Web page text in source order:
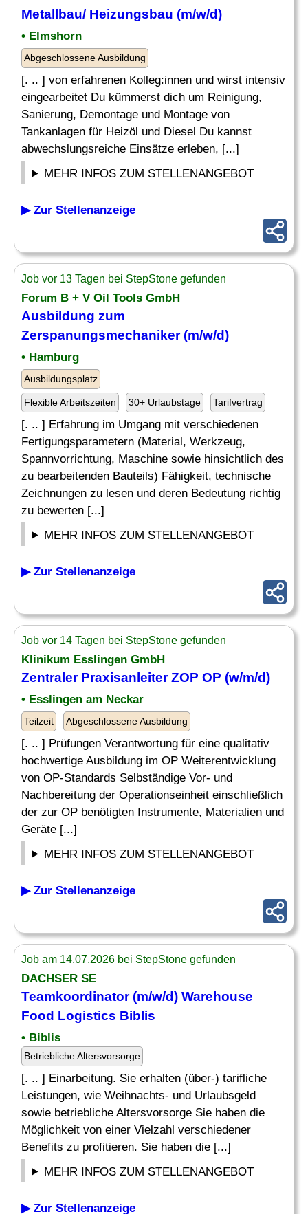
Metallbau/ Heizungsbau (m/w/d)
• Elmshorn
Abgeschlossene Ausbildung
[. .. ] von erfahrenen Kolleg:innen und wirst intensiv
eingearbeitet Du kümmerst dich um Reinigung,
Sanierung, Demontage und Montage von
Tankanlagen für Heizöl und Diesel Du kannst
abwechslungsreiche Einsätze erleben, [...]
MEHR INFOS ZUM STELLENANGEBOT
▶ Zur Stellenanzeige
Job vor 13 Tagen bei StepStone gefunden
Forum B + V Oil Tools GmbH
Ausbildung zum
Zerspanungsmechaniker (m/w/d)
• Hamburg
Ausbildungsplatz
Flexible Arbeitszeiten 30+ Urlaubstage Tarifvertrag
[. .. ] Erfahrung im Umgang mit verschiedenen
Fertigungsparametern (Material, Werkzeug,
Spannvorrichtung, Maschine sowie hinsichtlich des
zu bearbeitenden Bauteils) Fähigkeit, technische
Zeichnungen zu lesen und deren Bedeutung richtig
zu bewerten [...]
MEHR INFOS ZUM STELLENANGEBOT
▶ Zur Stellenanzeige
Job vor 14 Tagen bei StepStone gefunden
Klinikum Esslingen GmbH
Zentraler Praxisanleiter ZOP OP (w/m/d)
• Esslingen am Neckar
Teilzeit Abgeschlossene Ausbildung
[. .. ] Prüfungen Verantwortung für eine qualitativ
hochwertige Ausbildung im OP Weiterentwicklung
von OP-Standards Selbständige Vor- und
Nachbereitung der Operationseinheit einschließlich
der zur OP benötigten Instrumente, Materialien und
Geräte [...]
MEHR INFOS ZUM STELLENANGEBOT
▶ Zur Stellenanzeige
Job am 14.07.2026 bei StepStone gefunden
DACHSER SE
Teamkoordinator (m/w/d) Warehouse
Food Logistics Biblis
• Biblis
Betriebliche Altersvorsorge
[. .. ] Einarbeitung. Sie erhalten (über-) tarifliche
Leistungen, wie Weihnachts- und Urlaubsgeld
sowie betriebliche Altersvorsorge Sie haben die
Möglichkeit von einer Vielzahl verschiedener
Benefits zu profitieren. Sie haben die [...]
MEHR INFOS ZUM STELLENANGEBOT
▶ Zur Stellenanzeige